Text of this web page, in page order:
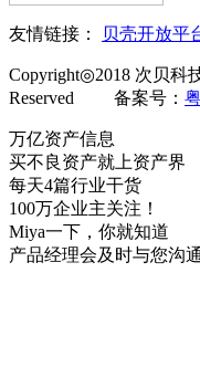
友情链接： 贝壳开放平
Copyright◎2018 次贝科
Reserved 备案号：
万亿资产信息
买不良资产就上资产界
每天4篇行业干货
100万企业主关注！
Miya一下，你就知道
产品经理会及时与您沟通